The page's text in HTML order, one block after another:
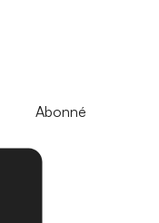
Abonné